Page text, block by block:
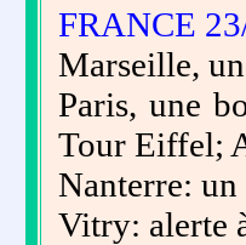
FRANCE
Marseille,
Paris, une
Tour Eiffel;
Nanterre: un
Vitry: alerte